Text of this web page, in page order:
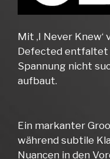
Mit ‚I Never Knew‘
Defected entfaltet
Spannung nicht
aufbaut.
Ein markanter
während subtile
Nuancen in den